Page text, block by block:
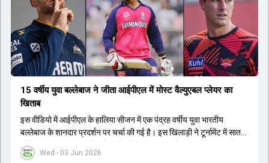
कप और 2028 ओलंपिक के लिए लंबी अवधि का विजन लेकर चल रहे हैं।
Wed - 03 Jun 2026
15 वर्षीय युवा बल्लेबाज ने जीता आईपीएल में मोस्ट वैल्युएबल प्लेयर का
खिताब
इस वीडियो में आईपीएल के हालिया सीजन में एक पंद्रह वर्षीय युवा भारतीय
बल्लेबाज के शानदार प्रदर्शन पर चर्चा की गई है। इस खिलाड़ी ने टूर्नामेंट में सात
सौ छिहत्तर रन बनाकर ऑरेंज कैप और मोस्ट वैल्युएबल प्लेयर का खिताब अपने नाम
किया है। वीडियो में बताया गया है कि ऑस्ट्रेलियाई टीम के वर्तमान कप्तान और